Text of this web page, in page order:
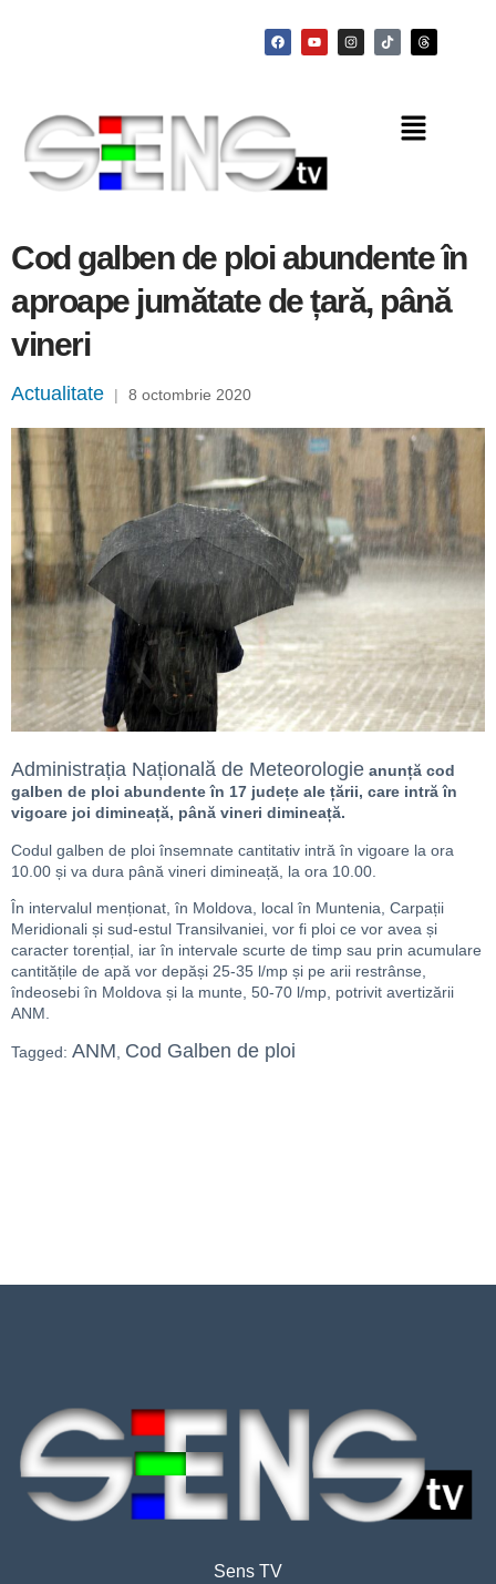
Cod galben de ploi abundente în
aproape jumătate de țară, până
vineri
Actualitate | 8 octombrie 2020
Administrația Națională de Meteorologie anunță cod
galben de ploi abundente în 17 județe ale țării, care intră în
vigoare joi dimineață, până vineri dimineață.
Codul galben de ploi însemnate cantitativ intră în vigoare la ora
10.00 și va dura până vineri dimineață, la ora 10.00.
În intervalul menționat, în Moldova, local în Muntenia, Carpații
Meridionali și sud-estul Transilvaniei, vor fi ploi ce vor avea și
caracter torențial, iar în intervale scurte de timp sau prin acumulare
cantitățile de apă vor depăși 25-35 l/mp și pe arii restrânse,
îndeosebi în Moldova și la munte, 50-70 l/mp, potrivit avertizării
ANM.
Tagged: ANM Cod Galben de ploi
Sens TV